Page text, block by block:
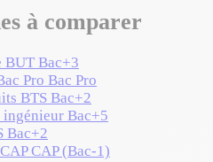
à comparer
BUT Bac+3
Pro Bac Pro
BTS Bac+2
ingénieur Bac+5
Bac+2
CAPCAP (Bac-1)